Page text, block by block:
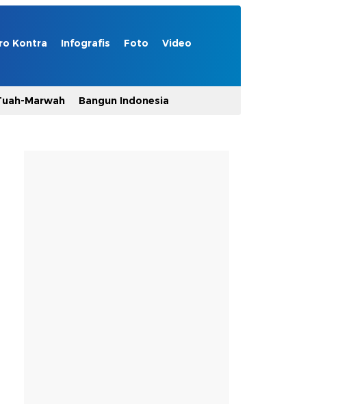
Kontra Infografis Foto Video
Marwah Bangun Indonesia